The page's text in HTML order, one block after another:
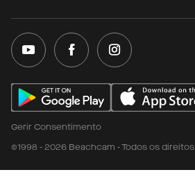
Gerir Consentimento
©1998 - 2026 Beachcam - Todos os